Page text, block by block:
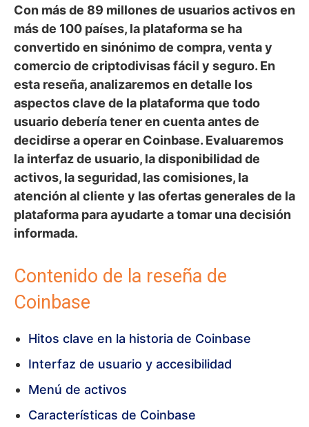
Con más de 89 millones de usuarios activos en
más de 100 países, la plataforma se ha
convertido en sinónimo de compra, venta y
comercio de criptodivisas fácil y seguro. En
esta reseña, analizaremos en detalle los
aspectos clave de la plataforma que todo
usuario debería tener en cuenta antes de
decidirse a operar en Coinbase. Evaluaremos
la interfaz de usuario, la disponibilidad de
activos, la seguridad, las comisiones, la
atención al cliente y las ofertas generales de la
plataforma para ayudarte a tomar una decisión
informada.
Contenido de la reseña de
Coinbase
Hitos clave en la historia de Coinbase
Interfaz de usuario y accesibilidad
Menú de activos
Características de Coinbase